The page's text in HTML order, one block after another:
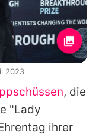
, die
"Lady
ihrer
2023